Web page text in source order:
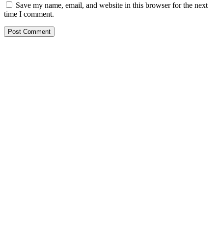
Save my name, email, and website in this browser for the next
time I comment.